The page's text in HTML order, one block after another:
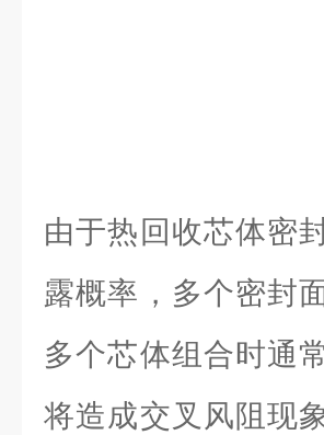
由于热回收芯体密
露概率，多个密封
多个芯体组合时通
将造成交叉风阻现